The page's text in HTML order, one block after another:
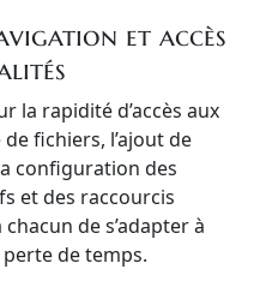
et accès
la rapidité d’accès aux
fichiers, l’ajout de
configuration des
et des raccourcis
de s’adapter à
de temps.